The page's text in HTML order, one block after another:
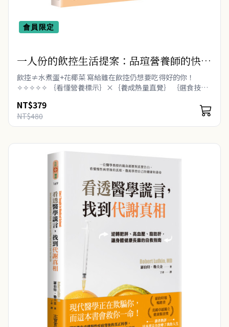
會員限定
一人份的飲控生活提案：品瑄營養師的快速
備餐食譜29道╳從小吃店到便利商店的選食
技巧，平衡健康與口慾的飲控全攻略
飲控≠水煮蛋+花椰菜 寫給雖在飲控仍想要吃得好的你！
✧✧✧✧✧ ｛看懂營養標示｝×｛養成熱量直覺｝ ｛選食技巧
NT$379
NT$480